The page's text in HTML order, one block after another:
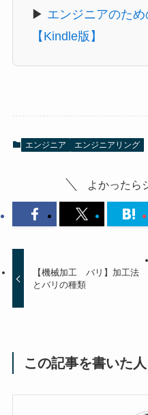
▶ エンジニアのた
【Kindle版】
エンジニア エンジニアリング
よかったら
【機械加工 バリ】加工法
とバリの種類
この記事を書いた人